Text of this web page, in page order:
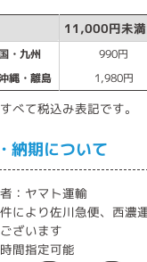
11,000円未満
・九州 990円
縄・離島
1,980円
べて税込み表記です。
納期について
：ヤマト運輸
により佐川急便、西濃
ざいます
間指定可能